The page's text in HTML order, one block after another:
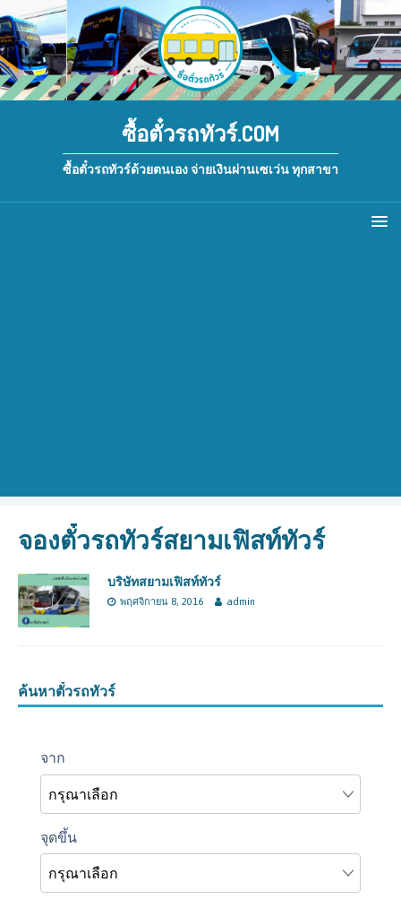
ซื้อตั๋วรถทัวร์.COM
ซื้อตั๋วรถทัวร์ด้วยตนเอง จ่ายเงินผ่านเซเว่น ทุกสาขา
จองตั๋วรถทัวร์สยามเฟิสท์ทัวร์
บริษัทสยามเฟิสท์ทัวร์
พฤศจิกายน 8, 2016 admin
ค้นหาตั๋วรถทัวร์